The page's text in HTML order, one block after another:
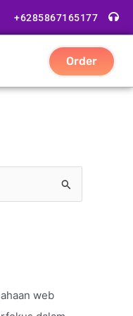
+6285867165177
Order
web